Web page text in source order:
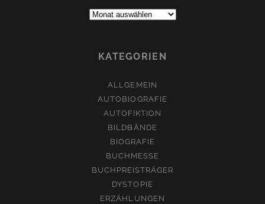
Archive:
KATEGORIEN
ALLGEMEIN
AUTOBIOGRAFIE
AUTOFIKTION
BILDBÄNDE
BIOGRAFIE
BUCHMESSE
BUCHPREISTRÄGER
DYSTOPIE
ERZÄHLUNGEN